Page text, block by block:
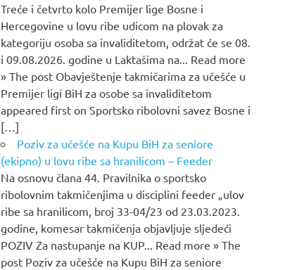
Treće i četvrto kolo Premijer lige Bosne i
Hercegovine u lovu ribe udicom na plovak za
kategoriju osoba sa invaliditetom, održat će se 08.
i 09.08.2026. godine u Laktašima na... Read more
» The post Obavještenje takmičarima za učešće u
Premijer ligi BiH za osobe sa invaliditetom
appeared first on Sportsko ribolovni savez Bosne i
[…]
Poziv za učešće na Kupu BiH za seniore
(ekipno) u lovu ribe sa hranilicom – Feeder
Na osnovu člana 44. Pravilnika o sportsko
ribolovnim takmičenjima u disciplini feeder „ulov
ribe sa hranilicom, broj 33-04/23 od 23.03.2023.
godine, komesar takmičenja objavljuje sljedeći
POZIV Za nastupanje na KUP... Read more » The
post Poziv za učešće na Kupu BiH za seniore